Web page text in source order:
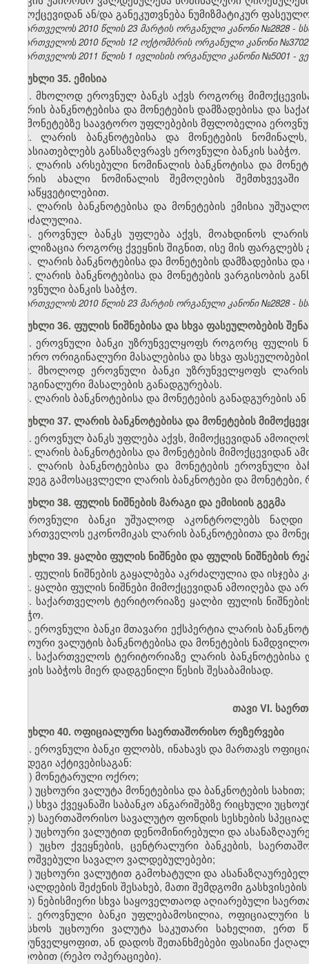
მიმოქცევიდან ან/და განეკუთვნება ნუმიზმატიკურ
საქართველოს 2010 წლის 23 მარტის ორგანული კანონი №2828 -
საქართველოს 2010 წლის 12 ოქტომბრის ორგანული კანონი №3702
საქართველოს 2011 წლის 1 ივლისის ორგანული კანონი №5001 -
მუხლი 35. ემისია
1. მხოლოდ ეროვნულ ბანკს აქვს როგორც
ლარის ბანკნოტებისა და მონეტების დამზადებისა და
და მონეტებზე საავტორო უფლებების მფლობელია
2. ლარის ბანკნოტებისა და მონეტების
მახასიათებლებს განსაზღვრავს ეროვნული ბანკის საბჭო.
3. ლარის არსებული ნომინალის ბანკნოტისა და
ლარის ახალი ნომინალის შემოღების
გადაწყვეტილებით.
4. ლარის ბანკნოტებისა და მონეტების ემისია
აკრძალულია.
5. ეროვნულ ბანკს უფლება აქვს, მოახდინოს ლარის
რეალიზაცია როგორც ქვეყნის შიგნით, ისე მის ფარგლებს
6. ლარის ბანკნოტებისა და მონეტების დამზადებისა
7. ლარის ბანკნოტებისა და მონეტების ვარგისობის
ეროვნული ბანკის საბჭო.
საქართველოს 2010 წლის 23 მარტის ორგანული კანონი №2828 -
მუხლი 36. ფულის ნიშნებისა და სხვა ფასეულობების
1. ეროვნული ბანკი უზრუნველყოფს როგორც ფულის
საჭირო ორიგინალური მასალებისა და სხვა
2. მხოლოდ ეროვნული ბანკი უზრუნველყოფს ლარის
ორიგინალური მასალების განადგურებას.
3. ლარის ბანკნოტებისა და მონეტების განადგურების
მუხლი 37. ლარის ბანკნოტებისა და მონეტების
1. ეროვნულ ბანკს უფლება აქვს, მიმოქცევიდან
2. ლარის ბანკნოტებისა და მონეტების მიმოქცევიდან
3. ლარის ბანკნოტებისა და მონეტების ეროვნული
შემდეგ გამოსაცვლელი ლარის ბანკნოტები და
მუხლი 38. ფულის ნიშნების მარაგი და ემისიის გეგმა
ეროვნული ბანკი უშუალოდ აკონტროლებს ნაღდი
საქართველოს ეკონომიკას ლარის ბანკნოტებითა და
მუხლი 39. ყალბი ფულის ნიშნები და ფულის ნიშნების
1. ფულის ნიშნების გაყალბება აკრძალულია და ისჯება
2. ყალბი ფულის ნიშნები მიმოქცევიდან ამოიღება და
3. საქართველოს ტერიტორიაზე ყალბი ფულის
საბჭო.
4. ეროვნული ბანკი მთავარი ექსპერტია ლარის
უცხოური ვალუტის ბანკნოტებისა და მონეტების
5. საქართველოს ტერიტორიაზე ლარის
ბანკის საბჭოს მიერ დადგენილი წესის შესაბამისად.
თავი VI.
მუხლი 40. ოფიციალური საერთაშორისო რეზერვები
1. ეროვნული ბანკი ფლობს, ინახავს და მართავს
შემდეგი აქტივებისაგან:
ა) მონეტარული ოქრო;
ბ) უცხოური ვალუტა მონეტებისა და ბანკნოტების სახით;
გ) სხვა ქვეყანაში საბანკო ანგარიშებზე რიცხული
დ) საერთაშორისო სავალუტო ფონდის სესხების
ე) უცხოური ვალუტით დენომინირებული და
ვ) უცხო ქვეყნების, ცენტრალური ბანკების,
გამოშვებული სავალო ვალდებულებები;
ზ) უცხოური ვალუტით გამოხატული და
ქაღალდების შეძენის შესახებ, მათი შემდგომი
თ) ნებისმიერი სხვა საყოველთაოდ აღიარებული
2. ეროვნული ბანკი უფლებამოსილია, ოფიციალური
ისესხოს უცხოური ვალუტა საკუთარი სახელით, ერთ
უზრუნველყოფით, ან დადოს შეთანხმებები ფასიანი
პირობით (რეპო ოპერაციები).